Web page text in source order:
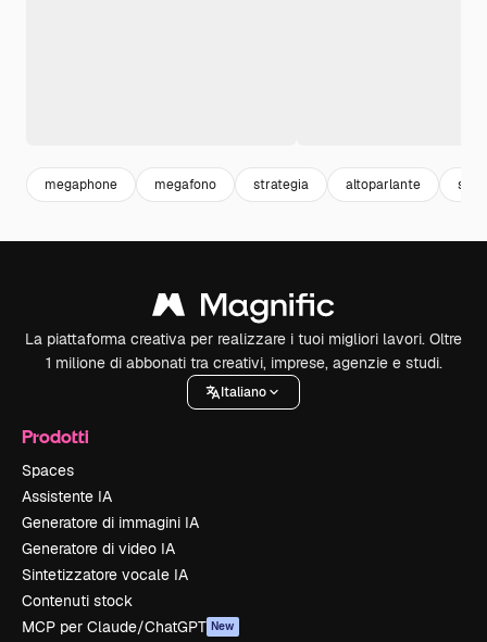
megaphone megafono strategia altoparlante
La piattaforma creativa per realizzare i tuoi migliori lavori. Oltre
1 milione di abbonati tra creativi, imprese, agenzie e studi.
Italiano
Prodotti
Spaces
Assistente IA
Generatore di immagini IA
Generatore di video IA
Sintetizzatore vocale IA
Contenuti stock
MCP per Claude/ChatGPT New